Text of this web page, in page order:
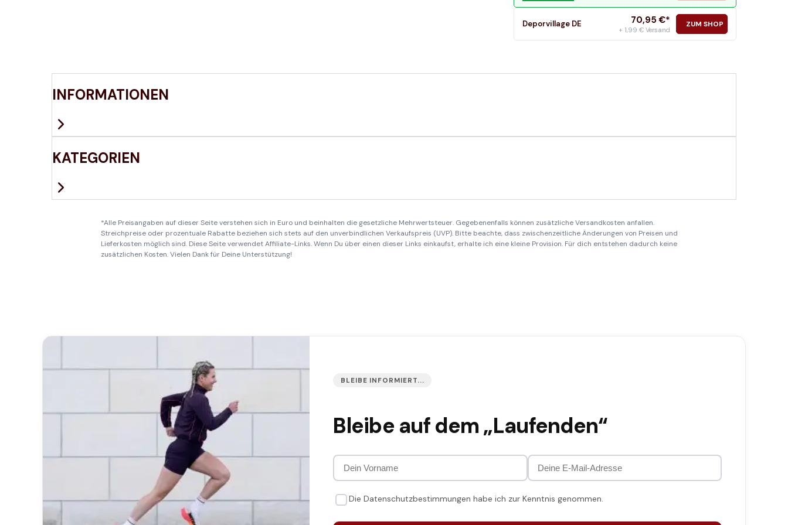
Deporvillage DE 70,95 €*
+ 1,99 € Versand
ZUM SHOP
INFORMATIONEN
KATEGORIEN
*Alle Preisangaben auf dieser Seite verstehen sich in Euro und beinhalten die gesetzliche Mehrwertsteuer. Gegebenenfalls können zusätzliche Versandkosten anfallen.
Streichpreise oder prozentuale Rabatte beziehen sich stets auf den unverbindlichen Verkaufspreis (UVP). Bitte beachte, dass zwischenzeitliche Änderungen von Preisen und
Lieferkosten möglich sind. Diese Seite verwendet Affiliate-Links. Wenn Du über einen dieser Links einkaufst, erhalte ich eine kleine Provision. Für dich entstehen dadurch keine
zusätzlichen Kosten. Vielen Dank für Deine Unterstützung!
BLEIBE INFORMIERT...
Bleibe auf dem „Laufenden“
Die Datenschutzbestimmungen habe ich zur Kenntnis genommen.